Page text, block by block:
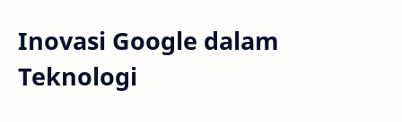
Inovasi Google dalam
Teknologi